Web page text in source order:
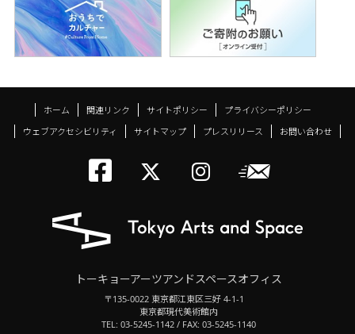
ホーム 関連リンク サイトポリシー
プライバシーポリシー
ウェブアクセシビリティ
サイトマップ プレスリリース お問い合わせ
トーキョーアーツ
メールニ
トーキョーアーツアンドスペースオフィス
〒135-0022 東京都江東区三好 4-1-1
東京都現代美術館内
TEL: 03-5245-1142 / FAX: 03-5245-1140